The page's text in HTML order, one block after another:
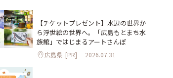
【チケットプレゼント】水辺の世界か
ら浮世絵の世界へ。「広島もとまち水
族館」ではじまるアートさんぽ
広島県 [PR] 2026.07.31